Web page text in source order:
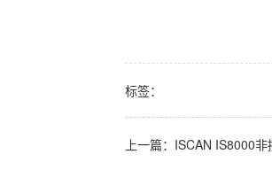
标签：
上一篇：ISCAN IS8000